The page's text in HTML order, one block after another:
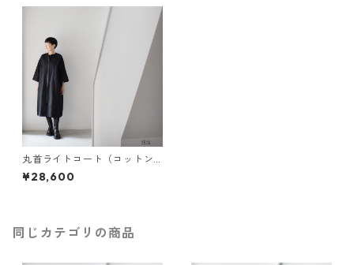
丸首ライトコート（コットン1
00％）：黒［JK93CTBK］
¥28,600
同じカテゴリの商品